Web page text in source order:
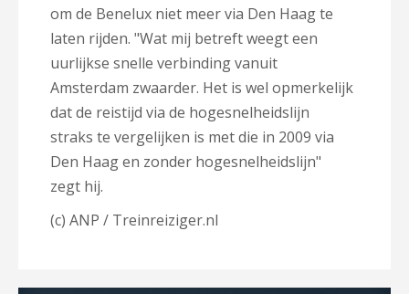
om de Benelux niet meer via Den Haag te
laten rijden. "Wat mij betreft weegt een
uurlijkse snelle verbinding vanuit
Amsterdam zwaarder. Het is wel opmerkelijk
dat de reistijd via de hogesnelheidslijn
straks te vergelijken is met die in 2009 via
Den Haag en zonder hogesnelheidslijn"
zegt hij.
(c) ANP / Treinreiziger.nl